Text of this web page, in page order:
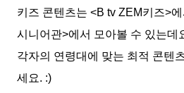
키즈 콘텐츠는 <B tv ZEM키즈>
시니어관>에서 모아볼 수 있는데
각자의 연령대에 맞는 최적 콘텐
세요. :)